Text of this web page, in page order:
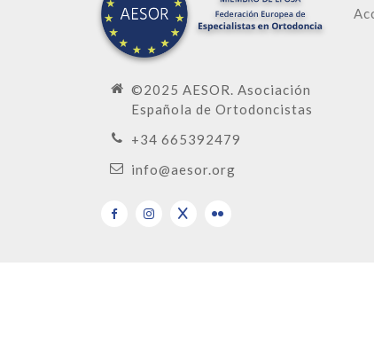
©2025 AESOR. Asociación
Española de Ortodoncistas
+34 665392479
info@aesor.org